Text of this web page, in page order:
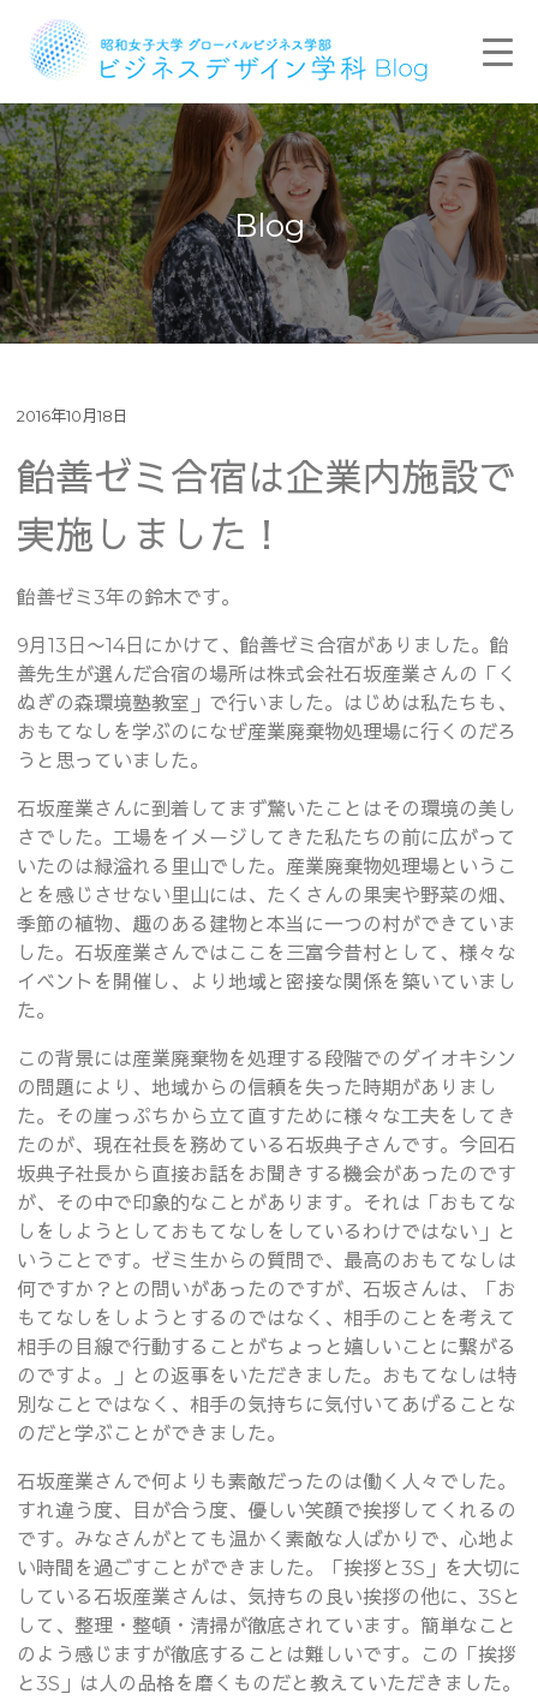
Blog
2016年10月18日
飴善ゼミ合宿は企業内施設で
実施しました！
飴善ゼミ3年の鈴木です。
9月13日〜14日にかけて、飴善ゼミ合宿がありました。飴
善先生が選んだ合宿の場所は株式会社石坂産業さんの「く
ぬぎの森環境塾教室」で行いました。はじめは私たちも、
おもてなしを学ぶのになぜ産業廃棄物処理場に行くのだろ
うと思っていました。
石坂産業さんに到着してまず驚いたことはその環境の美し
さでした。工場をイメージしてきた私たちの前に広がって
いたのは緑溢れる里山でした。産業廃棄物処理場というこ
とを感じさせない里山には、たくさんの果実や野菜の畑、
季節の植物、趣のある建物と本当に一つの村ができていま
した。石坂産業さんではここを三富今昔村として、様々な
イベントを開催し、より地域と密接な関係を築いていまし
た。
この背景には産業廃棄物を処理する段階でのダイオキシン
の問題により、地域からの信頼を失った時期がありまし
た。その崖っぷちから立て直すために様々な工夫をしてき
たのが、現在社長を務めている石坂典子さんです。今回石
坂典子社長から直接お話をお聞きする機会があったのです
が、その中で印象的なことがあります。それは「おもてな
しをしようとしておもてなしをしているわけではない」と
いうことです。ゼミ生からの質問で、最高のおもてなしは
何ですか？との問いがあったのですが、石坂さんは、「お
もてなしをしようとするのではなく、相手のことを考えて
相手の目線で行動することがちょっと嬉しいことに繋がる
のですよ。」との返事をいただきました。おもてなしは特
別なことではなく、相手の気持ちに気付いてあげることな
のだと学ぶことができました。
石坂産業さんで何よりも素敵だったのは働く人々でした。
すれ違う度、目が合う度、優しい笑顔で挨拶してくれるの
です。みなさんがとても温かく素敵な人ばかりで、心地よ
い時間を過ごすことができました。「挨拶と3S」を大切に
している石坂産業さんは、気持ちの良い挨拶の他に、3Sと
して、整理・整頓・清掃が徹底されています。簡単なこと
のよう感じますが徹底することは難しいです。この「挨拶
と3S」は人の品格を磨くものだと教えていただきました。